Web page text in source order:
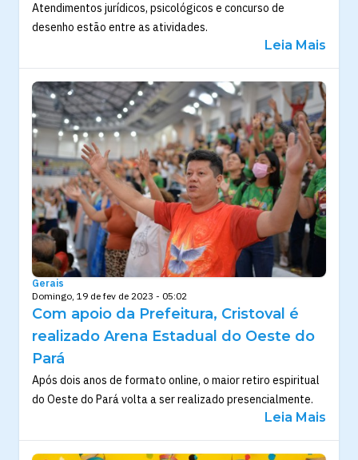
Atendimentos jurídicos, psicológicos e concurso de
desenho estão entre as atividades.
Leia Mais
Gerais
Domingo, 19 de fev de 2023 - 05:02
Com apoio da Prefeitura, Cristoval é
realizado Arena Estadual do Oeste do
Pará
Após dois anos de formato online, o maior retiro espiritual
do Oeste do Pará volta a ser realizado presencialmente.
Leia Mais